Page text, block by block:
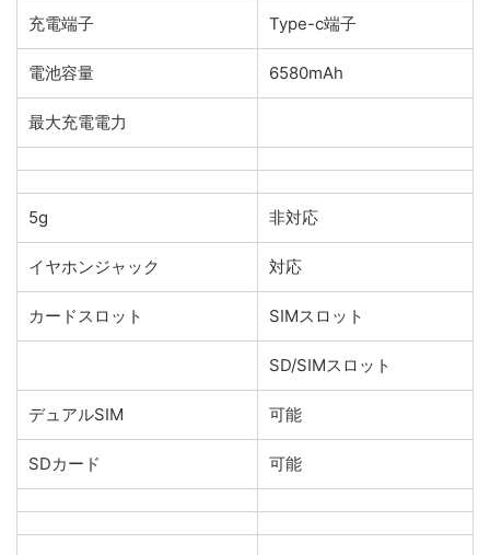
充電端子 Type-c端子
電池容量 6580mAh
最大充電電力
5g 非対応
イヤホンジャック 対応
カードスロット SIMスロット
SD/SIMスロット
デュアルSIM 可能
SDカード 可能